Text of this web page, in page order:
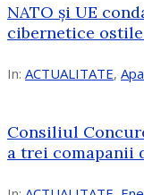
NATO și UE
cibernetice
In: ACTUALITATE,
Consiliul
a trei comapanii